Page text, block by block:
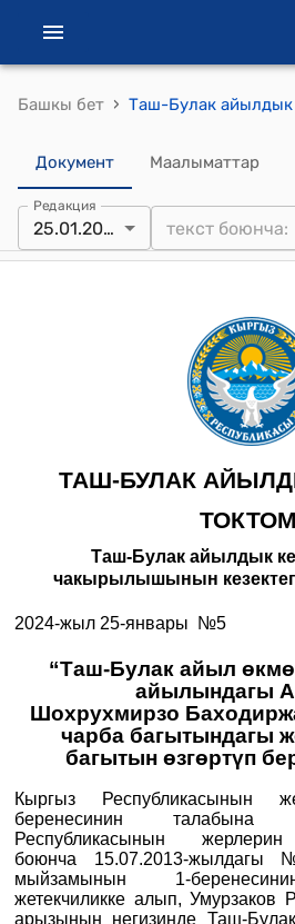
Башкы бет ›
Документ Маалыматтар
Редакция
25.01.2024